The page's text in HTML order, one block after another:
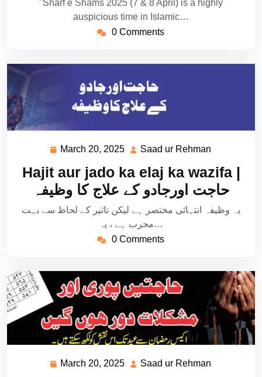
"Sharf e Shams 2025 (7 & 8 April) is a highly
auspicious time in Islamic…
0 Comments
March 20, 2025 March
2025
Saad ur Rehman
Rehman
Hajit aur jado ka elaj ka wazifa |
حاجت اورجادو کے علاج کا وظیفہ
یہ وظیفہ انتہائی مختصر ہے لیکن تاثیر کے لحاظ سے بہت
مجرب ہے ، یہ…
0 Comments
March 20, 2025 MarchSaad ur Rehman